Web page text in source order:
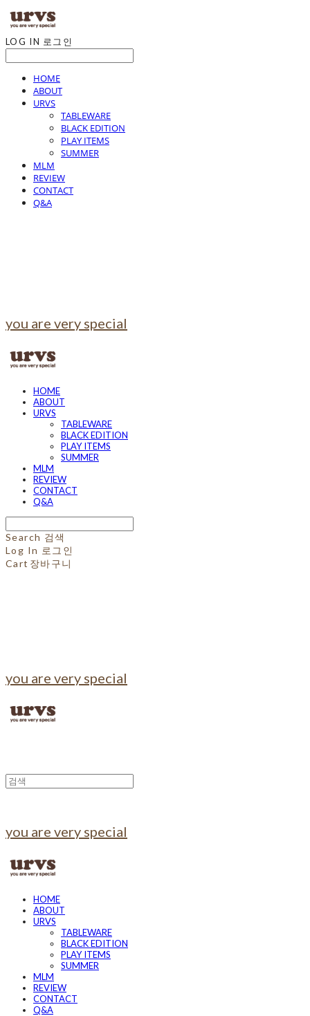
LOG IN 로그인
HOME
ABOUT
URVS
TABLEWARE
BLACK EDITION
PLAY ITEMS
SUMMER
MLM
REVIEW
CONTACT
Q&A
you are very special
HOME
ABOUT
URVS
TABLEWARE
BLACK EDITION
PLAY ITEMS
SUMMER
MLM
REVIEW
CONTACT
Q&A
Search 검색
Log In 로그인
Cart 장바구니
you are very special
you are very special
HOME
ABOUT
URVS
TABLEWARE
BLACK EDITION
PLAY ITEMS
SUMMER
MLM
REVIEW
CONTACT
Q&A